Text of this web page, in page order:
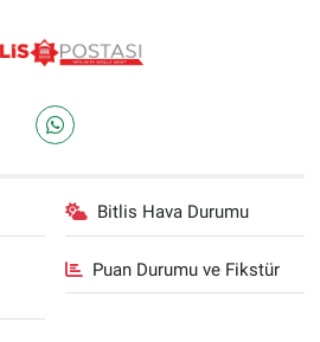
Bitlis Hava Durumu
Puan Durumu ve Fikstür